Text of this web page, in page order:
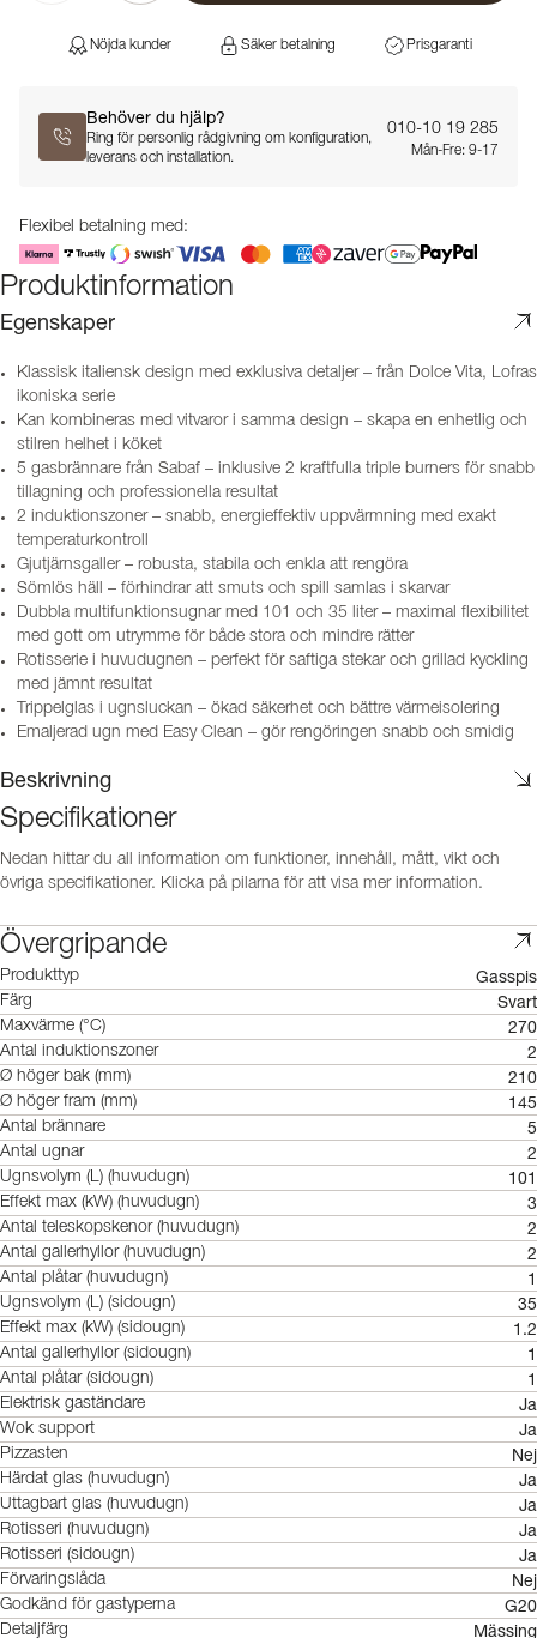
Nöjda kunder Säker betalning Prisgaranti
Behöver du hjälp?
Ring för personlig rådgivning om konfiguration,
leverans och installation.
010-10 19 285
Mån-Fre: 9-17
Flexibel betalning med:
Produktinformation
Egenskaper
Klassisk italiensk design med exklusiva detaljer – från Dolce Vita, Lofras
ikoniska serie
Kan kombineras med vitvaror i samma design – skapa en enhetlig och
stilren helhet i köket
5 gasbrännare från Sabaf – inklusive 2 kraftfulla triple burners för snabb
tillagning och professionella resultat
2 induktionszoner – snabb, energieffektiv uppvärmning med exakt
temperaturkontroll
Gjutjärnsgaller – robusta, stabila och enkla att rengöra
Sömlös häll – förhindrar att smuts och spill samlas i skarvar
Dubbla multifunktionsugnar med 101 och 35 liter – maximal flexibilitet
med gott om utrymme för både stora och mindre rätter
Rotisserie i huvudugnen – perfekt för saftiga stekar och grillad kyckling
med jämnt resultat
Trippelglas i ugnsluckan – ökad säkerhet och bättre värmeisolering
Emaljerad ugn med Easy Clean – gör rengöringen snabb och smidig
Beskrivning
Specifikationer
Nedan hittar du all information om funktioner, innehåll, mått, vikt och
övriga specifikationer. Klicka på pilarna för att visa mer information.
Övergripande
Produkttyp Gasspis
Färg Svart
Maxvärme (°C) 270
Antal induktionszoner 2
Ø höger bak (mm) 210
Ø höger fram (mm) 145
Antal brännare 5
Antal ugnar 2
Ugnsvolym (L) (huvudugn) 101
Effekt max (kW) (huvudugn) 3
Antal teleskopskenor (huvudugn) 2
Antal gallerhyllor (huvudugn) 2
Antal plåtar (huvudugn) 1
Ugnsvolym (L) (sidougn) 35
Effekt max (kW) (sidougn) 1.2
Antal gallerhyllor (sidougn) 1
Antal plåtar (sidougn) 1
Elektrisk gaständare Ja
Wok support Ja
Pizzasten Nej
Härdat glas (huvudugn) Ja
Uttagbart glas (huvudugn) Ja
Rotisseri (huvudugn) Ja
Rotisseri (sidougn) Ja
Förvaringslåda Nej
Godkänd för gastyperna G20
Detaljfärg Mässing